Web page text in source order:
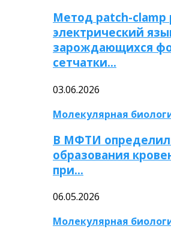
Метод patch-clamp
электрический
зарождающихся
сетчатки…
03.06.2026
Молекулярная
В МФТИ
образования
при…
06.05.2026
Молекулярная